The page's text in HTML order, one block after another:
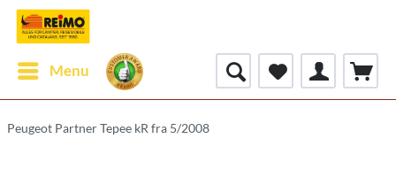
Menu
Peugeot Partner Tepee kR fra 5/2008